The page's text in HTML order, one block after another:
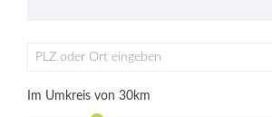
PLZ oder Ort eingeben
Im Umkreis von 30km